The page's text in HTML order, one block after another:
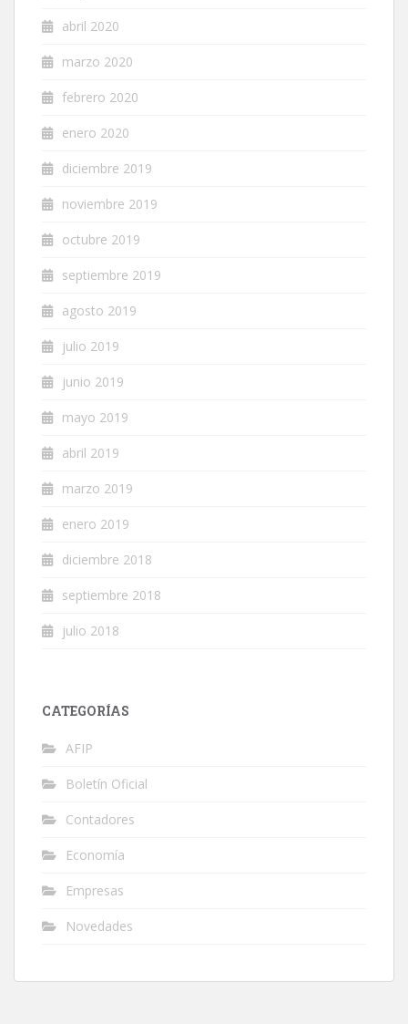
abril 2020
marzo 2020
febrero 2020
enero 2020
diciembre 2019
noviembre 2019
octubre 2019
septiembre 2019
agosto 2019
julio 2019
junio 2019
mayo 2019
abril 2019
marzo 2019
enero 2019
diciembre 2018
septiembre 2018
julio 2018
CATEGORÍAS
AFIP
Boletín Oficial
Contadores
Economía
Empresas
Novedades